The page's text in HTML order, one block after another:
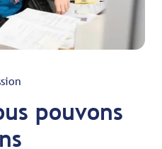
pouvons